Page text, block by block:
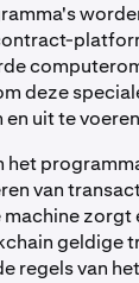
deze
uit te
van
geldige
regels van